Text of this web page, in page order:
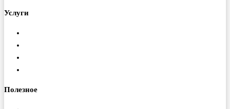
Услуги
Полезное